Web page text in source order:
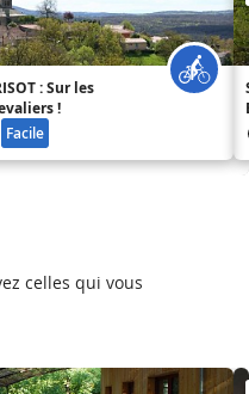
: Sur les
!
Facile
celles qui vous